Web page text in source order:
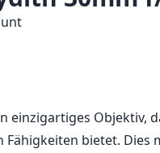
einzigartiges Objektiv,
bietet. Dies